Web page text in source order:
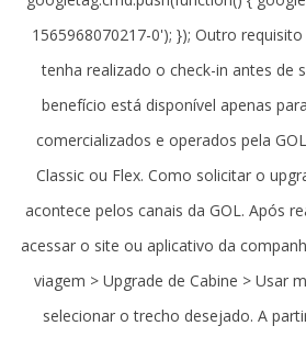
1565968070217-0'); }); Outro
tenha realizado o check-in antes de
benefício está disponível apenas
comercializados e operados pela
Classic ou Flex. Como solicitar o
acontece pelos canais da GOL. Após
acessar o site ou aplicativo da
viagem > Upgrade de Cabine > Usar
selecionar o trecho desejado. A